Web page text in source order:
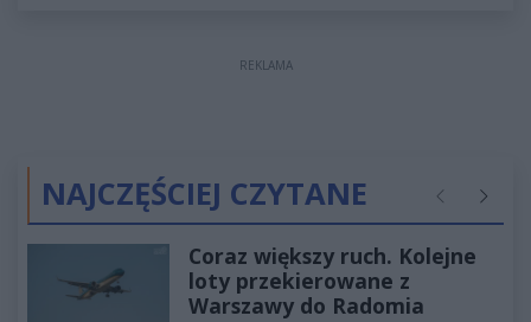
REKLAMA
NAJCZĘŚCIEJ CZYTANE Poprzednie
Coraz większy ruch. Kolejne
loty przekierowane z
Warszawy do Radomia